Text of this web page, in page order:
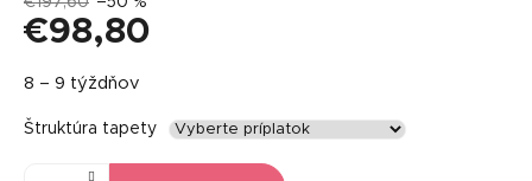
€98,80
cena:
8 – 9 týždňov
Štruktúra tapety